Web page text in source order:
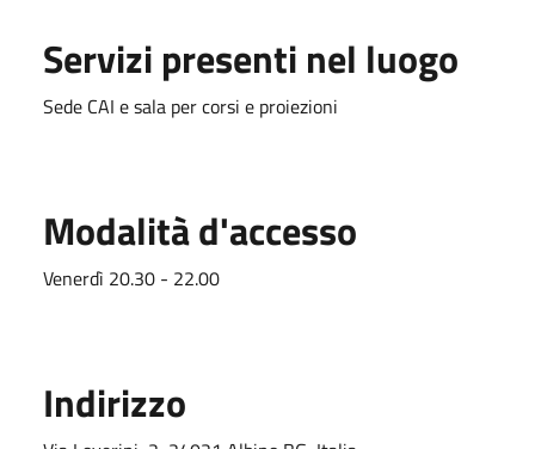
Servizi presenti nel luogo
Sede CAI e sala per corsi e proiezioni
Modalità d'accesso
Venerdì 20.30 - 22.00
Indirizzo